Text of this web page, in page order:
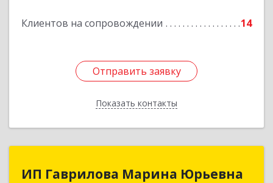
Клиентов на сопровождении 14
Отправить заявку
Показать контакты
Отправить заявку
Назад
ИП Гаврилова Марина Юрьевна